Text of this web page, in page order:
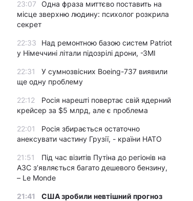
23:07
Одна фраза миттєво поставить на
місце зверхню людину: психолог розкрила
секрет
22:33
Над ремонтною базою систем Patriot
у Німеччині літали підозрілі дрони, -ЗМІ
22:31
У сумнозвісних Boeing-737 виявили
ще одну проблему
22:12
Росія нарешті повертає свій ядерний
крейсер за $5 млрд, але є проблема
22:01
Росія збирається остаточно
анексувати частину Грузії, - країни НАТО
21:51
Під час візитів Путіна до регіонів на
АЗС з’являється багато дешевого бензину,
– Le Monde
21:41
США зробили невтішний прогноз